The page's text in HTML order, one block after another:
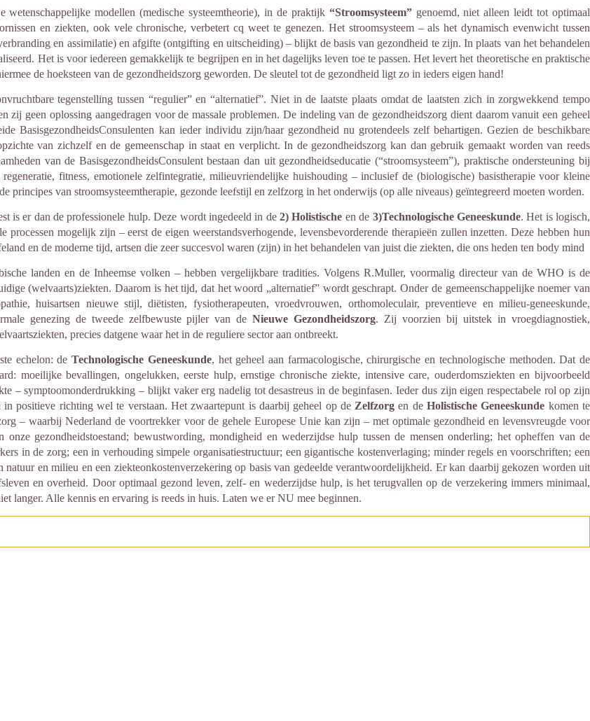
wetenschappelijke modellen (medische systeemtheorie), in de praktijk “Stroomsysteem”genoemd, niet alleen leidt tot optimaal
en ziekten, ook vele chronische, verbetert cq weet te genezen. Het stroomsysteem – als het dynamisch evenwicht tussen
en assimilatie) en afgifte (ontgifting en uitscheiding) – blijkt de basis van gezondheid te zijn. In plaats van het behandelen
Het is voor iedereen gemakkelijk te begrijpen en in het dagelijks leven toe te passen. Het levert het theoretische en praktische
de hoeksteen van de gezondheidszorg geworden. De sleutel tot de gezondheid ligt zo in ieders eigen hand!
tegenstelling tussen “regulier” en “alternatief”. Niet in de laatste plaats omdat de laatsten zich in zorgwekkend tempo
geen oplossing aangedragen voor de massale problemen. De indeling van de gezondheidszorg dient daarom vanuit een geheel
BasisgezondheidsConsulenten kan ieder individu zijn/haar gezondheid nu grotendeels zelf behartigen. Gezien de beschikbare
van zichzelf en de gemeenschap in staat en verplicht. In de gezondheidszorg kan dan gebruik gemaakt worden van reeds
van de BasisgezondheidsConsulent bestaan dan uit gezondheidseducatie (“stroomsysteem”), praktische ondersteuning bij
fitness, emotionele zelfintegratie, milieuvriendelijke huishouding – inclusief de (biologische) basistherapie voor kleine
principes van stroomsysteemtherapie, gezonde leefstijl en zelfzorg in het onderwijs (op alle niveaus) geïntegreerd moeten worden.
is er dan de professionele hulp. Deze wordt ingedeeld in de 2) Holistische en de 3)Technologische Geneeskunde. Het is logisch,
mogelijk zijn – eerst de eigen weerstandsverhogende, levensbevorderende therapieën zullen inzetten. Deze hebben hun
en de moderne tijd, artsen die zeer succesvol waren (zijn) in het behandelen van juist die ziekten, die ons heden ten body mind
landen en de Inheemse volken – hebben vergelijkbare tradities. Volgens R.Muller, voormalig directeur van de WHO is de
(welvaarts)ziekten. Daarom is het tijd, dat het woord „alternatief” wordt geschrapt. Onder de gemeenschappelijke noemer van
huisartsen nieuwe stijl, diëtisten, fysiotherapeuten, vroedvrouwen, orthomoleculair, preventieve en milieu-geneeskunde,
genezing de tweede zelfbewuste pijler van deNieuwe Gezondheidszorg. Zij voorzien bij uitstek in vroegdiagnostiek,
precies datgene waar het in de reguliere sector aan ontbreekt.
echelon: deTechnologische Geneeskunde, het geheel aan farmacologische, chirurgische en technologische methoden. Dat de
moeilijke bevallingen, ongelukken, eerste hulp, ernstige chronische ziekte, intensive care, ouderdomsziekten en bijvoorbeeld
– symptoomonderdrukking – blijkt vaker erg nadelig tot desastreus in de beginfasen. Ieder dus zijn eigen respectabele rol op zijn
positieve richting wel te verstaan. Het zwaartepunt is daarbij geheel op deZelfzorg en deHolistische Geneeskunde komen te
– waarbij Nederland de voortrekker voor de gehele Europese Unie kan zijn – met optimale gezondheid en levensvreugde voor
gezondheidstoestand; bewustwording, mondigheid en wederzijdse hulp tussen de mensen onderling; het opheffen van de
in de zorg; een in verhouding simpele organisatiestructuur; een gigantische kostenverlaging; minder regels en voorschriften; een
en milieu en een ziekteonkostenverzekering op basis van gedeelde verantwoordelijkheid. Er kan daarbij gekozen worden uit
en overheid. Door optimaal gezond leven, zelf- en wederzijdse hulp, is het terugvallen op de verzekering immers minimaal,
langer. Alle kennis en ervaring is reeds in huis. Laten we er NU mee beginnen.